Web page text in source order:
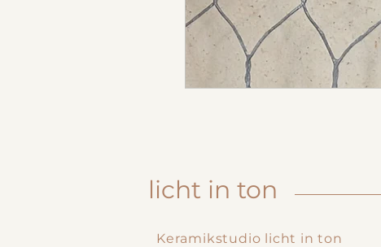
licht in ton
Keramikstudio licht in ton